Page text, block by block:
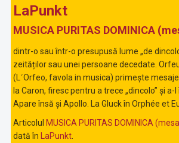
LaPunkt
MUSICA PURITAS DOMINICA
dintr-o sau într-o presupusă lume „de
zeităților sau unei persoane decedate.
(LʹOrfeo, favola in musica) primește
la Caron, firesc pentru a trece „dincolo” și a-
Apare însă și Apollo. La Gluck în Orphée et
Articolul MUSICA PURITAS DOMINICA
dată în
LaPunkt.